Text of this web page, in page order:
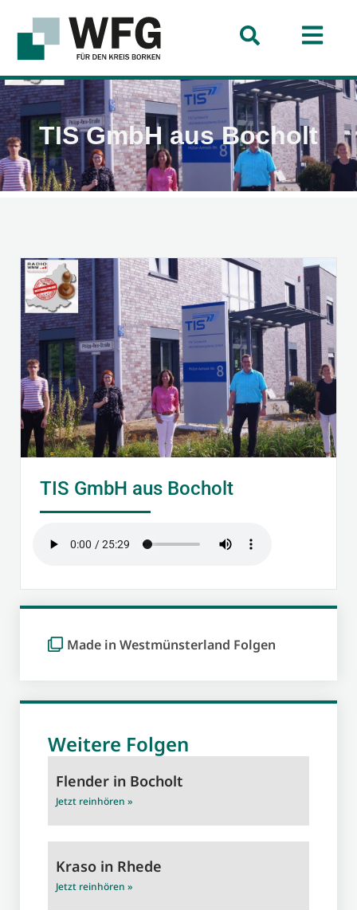
TIS GmbH aus Bocholt
TIS GmbH aus Bocholt
Made in Westmünsterland Folgen
Weitere Folgen
Flender in Bocholt
Jetzt reinhören »
Kraso in Rhede
Jetzt reinhören »